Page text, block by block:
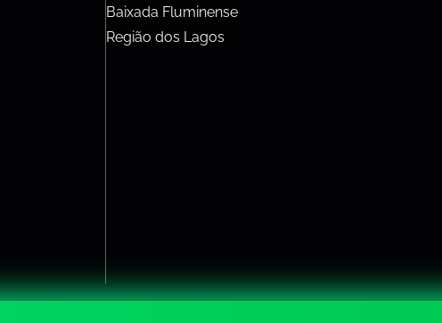
Baixada Fluminense
Região dos Lagos